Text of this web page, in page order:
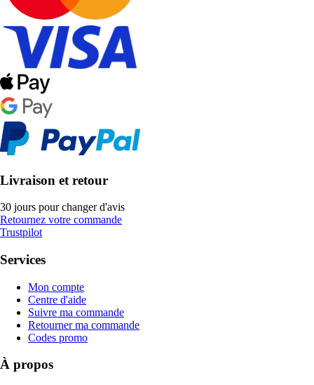
Livraison et retour
30 jours pour changer d'avis
Retournez votre commande
Trustpilot
Services
Mon compte
Centre d'aide
Suivre ma commande
Retourner ma commande
Codes promo
À propos